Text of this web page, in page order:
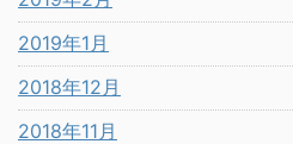
2019年1月
2018年12月
2018年11月